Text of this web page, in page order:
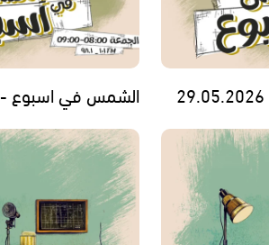
الشمس في اسبوع - 22.05.2026